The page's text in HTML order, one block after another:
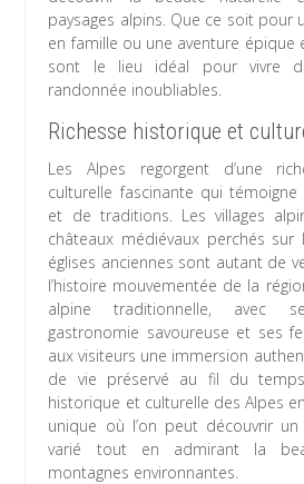
paysages alpins. Que ce soit pour
en famille ou une aventure épique
sont le lieu idéal pour vivre
randonnée inoubliables.
Richesse historique et
Les Alpes regorgent d’une
culturelle fascinante qui témoigne
et de traditions. Les villages
châteaux médiévaux perchés
églises anciennes sont autant de
l’histoire mouvementée de la
alpine traditionnelle, avec
gastronomie savoureuse et ses
aux visiteurs une immersion
de vie préservé au fil du
historique et culturelle des Alpes
unique où l’on peut découvrir
varié tout en admirant la
montagnes environnantes.